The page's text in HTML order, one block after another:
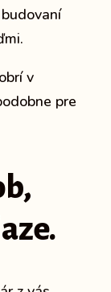
v
pre